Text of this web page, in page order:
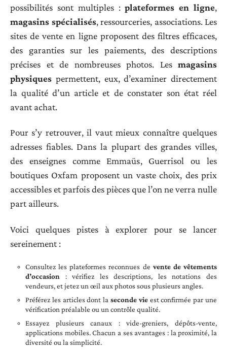
possibilités sont multiples :plateformes en ligne,
magasins spécialisés, ressourceries, associations. Les
sites de vente en ligne proposent des filtres efficaces,
des garanties sur les paiements, des descriptions
précises et de nombreuses photos. Les magasins
physiques permettent, eux, d’examiner directement
la qualité d’un article et de constater son état réel
avant achat.
Pour s’y retrouver, il vaut mieux connaître quelques
adresses fiables. Dans la plupart des grandes villes,
des enseignes comme Emmaüs, Guerrisol ou les
boutiques Oxfam proposent un vaste choix, des prix
accessibles et parfois des pièces que l’on ne verra nulle
part ailleurs.
Voici quelques pistes à explorer pour se lancer
sereinement :
Consultez les plateformes reconnues de vente de vêtements
d’occasion : vérifiez les descriptions, les notations des
vendeurs, et jetez un œil aux photos sous plusieurs angles.
Préférez les articles dont la seconde vieest confirmée par une
vérification préalable ou un contrôle qualité.
Essayez plusieurs canaux : vide-greniers, dépôts-vente,
applications mobiles. Chacun a ses avantages : la proximité, la
diversité ou la simplicité.